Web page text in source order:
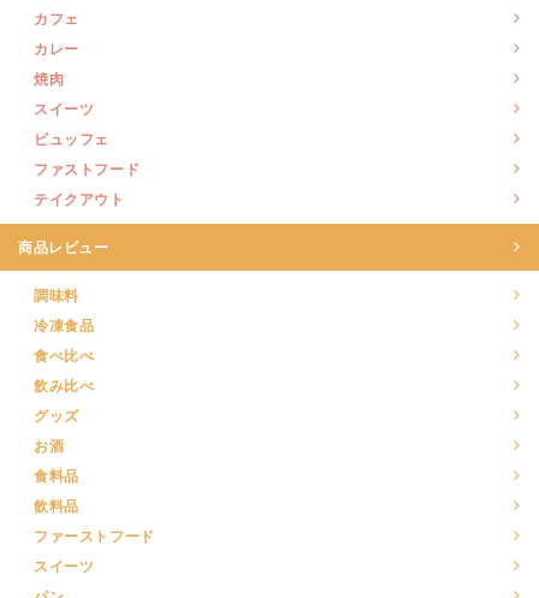
カフェ
カレー
焼肉
スイーツ
ビュッフェ
ファストフード
テイクアウト
商品レビュー
調味料
冷凍食品
食べ比べ
飲み比べ
グッズ
お酒
食料品
飲料品
ファーストフード
スイーツ